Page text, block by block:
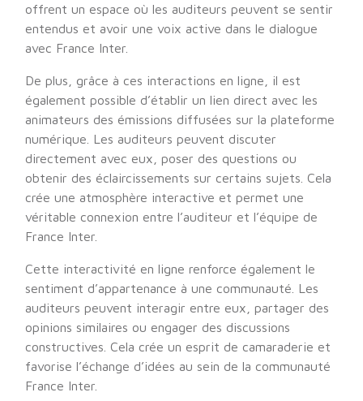
offrent un espace où les auditeurs peuvent se sentir
entendus et avoir une voix active dans le dialogue
avec France Inter.
De plus, grâce à ces interactions en ligne, il est
également possible d’établir un lien direct avec les
animateurs des émissions diffusées sur la plateforme
numérique. Les auditeurs peuvent discuter
directement avec eux, poser des questions ou
obtenir des éclaircissements sur certains sujets. Cela
crée une atmosphère interactive et permet une
véritable connexion entre l’auditeur et l’équipe de
France Inter.
Cette interactivité en ligne renforce également le
sentiment d’appartenance à une communauté. Les
auditeurs peuvent interagir entre eux, partager des
opinions similaires ou engager des discussions
constructives. Cela crée un esprit de camaraderie et
favorise l’échange d’idées au sein de la communauté
France Inter.